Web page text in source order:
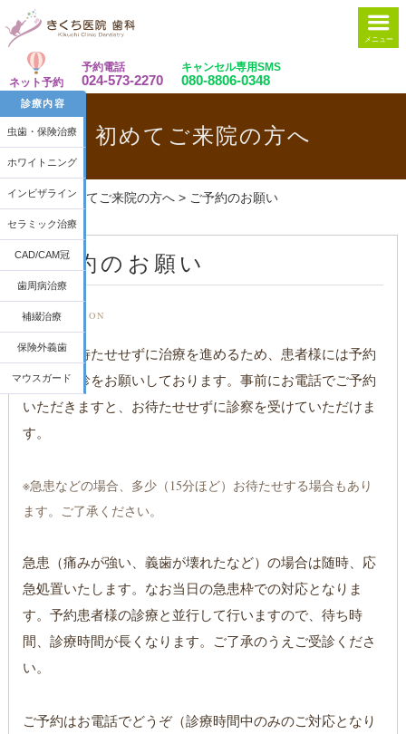
ネット予約
予約電話
024-573-2270
キャンセル専用SMS
080-8806-0348
メニュー
初めてご来院の方へ
ホーム >初めてご来院の方へ> ご予約のお願い
ご予約のお願い
RESERVATION
当科はお待たせせずに治療を進めるため、患者様には予約
でのご受診をお願いしております。事前にお電話でご予約
いただきますと、お待たせせずに診察を受けていただけま
す。
※急患などの場合、多少（15分ほど）お待たせする場合もあり
ます。ご了承ください。
急患（痛みが強い、義歯が壊れたなど）の場合は随時、応
急処置いたします。なお当日の急患枠での対応となりま
す。予約患者様の診療と並行して行いますので、待ち時
間、診療時間が長くなります。ご了承のうえご受診くださ
い。
ご予約はお電話でどうぞ（診療時間中のみのご対応となり
診療内容
虫歯・保険治療
ホワイトニング
インビザライン
セラミック治療
CAD/CAM冠
歯周病治療
補綴治療
保険外義歯
マウスガード